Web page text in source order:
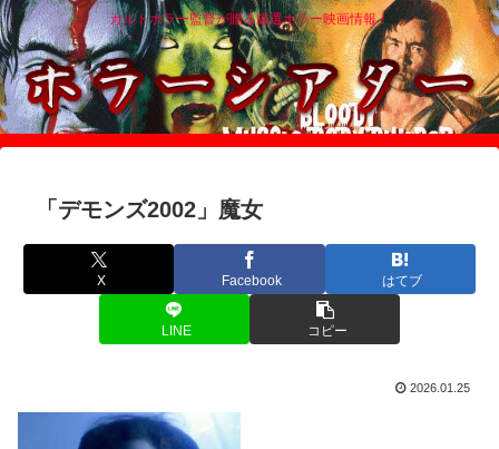
カルトホラー監督が贈る厳選ホラー映画情報！
「デモンズ2002」魔女
X Facebook はてブ
LINE コピー
2026.01.25